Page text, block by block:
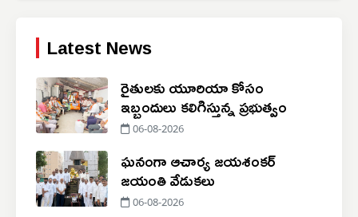
Latest News
రైతులకు యూరియా కోసం
ఇబ్బందులు కలిగిస్తున్న ప్రభుత్వం
06-08-2026
ఘనంగా ఆచార్య జయశంకర్
జయంతి వేడుకలు
06-08-2026